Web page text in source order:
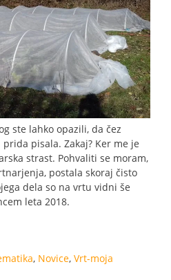
ste lahko opazili, da čez
pisala. Zakaj? Ker me je
strast. Pohvaliti se moram,
postala skoraj čisto
dela so na vrtu vidni še
leta 2018.
, Novice, Vrt-moja